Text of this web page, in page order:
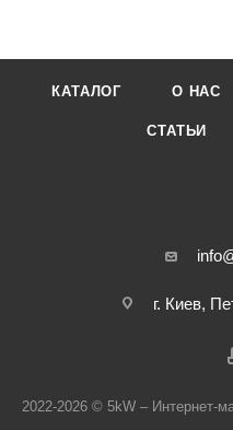
КАТАЛОГ О НАС
СТАТЬИ
г. Киев,
2022-2026 © 5kW – Интернет-